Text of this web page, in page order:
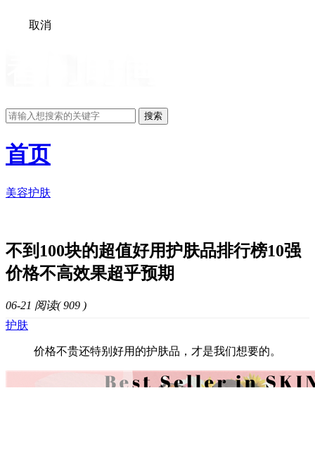
取消
搜索
首页
美容护肤
不到100块的超值好用护肤品排行榜10强
价格不高效果超乎预期
06-21 阅读(909 )
护肤
价格不贵还特别好用的护肤品，才是我们想要的。